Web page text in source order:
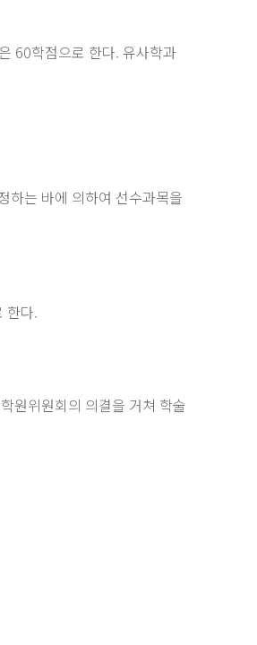
60학점으로 한다. 유사학과
하는 바에 의하여 선수과목을
한다.
원위원회의 의결을 거쳐 학술